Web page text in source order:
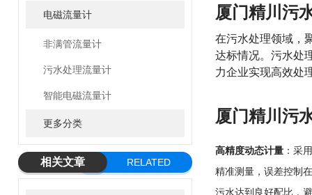
电磁流量计
非满管流量计
污水处理流量计
智能电磁流量计
更多分类
相关文章
RELATED
厦门精川 污
在污水处理领域，
达标情况。污水处
力企业实现高效处
厦门精川 污
高精度动态计量 ：采
精准测量，误差控制
污水达到良好配比，